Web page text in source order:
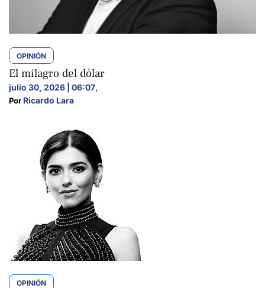
OPINIÓN
El milagro del dólar
julio 30, 2026 | 06:07,
Por Ricardo Lara
OPINIÓN